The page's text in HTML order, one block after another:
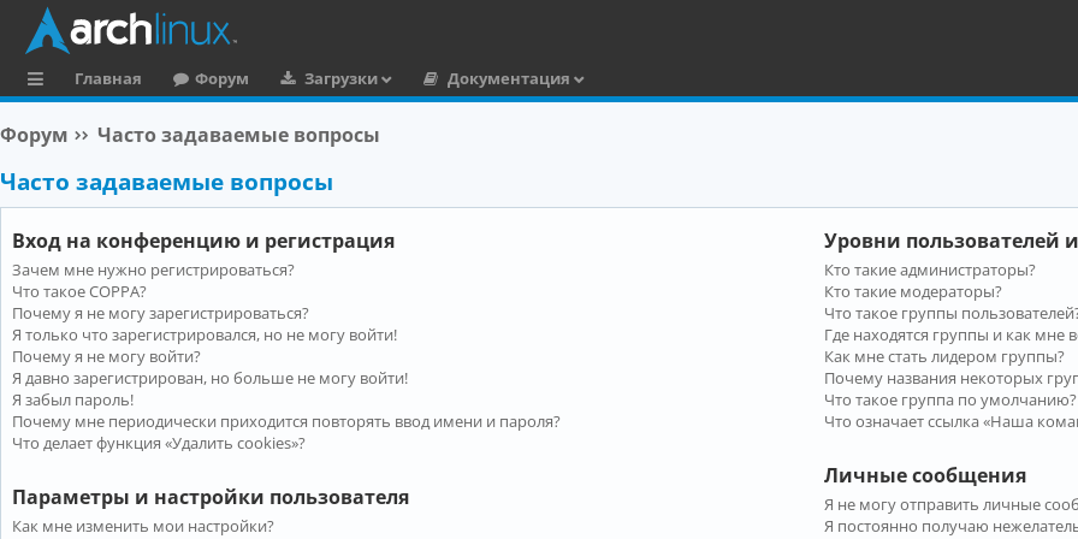
ы
л
Главная Форум Загрузки
Документация
Форум Часто задаваемые вопросы
Часто задаваемые вопросы
Вход на конференцию и регистрация
Зачем мне нужно регистрироваться?
Что такое COPPA?
Почему я не могу зарегистрироваться?
Я только что зарегистрировался, но не могу войти!
Почему я не могу войти?
Я давно зарегистрирован, но больше не могу войти!
Я забыл пароль!
Почему мне периодически приходится повторять ввод имени и пароля?
Что делает функция «Удалить cookies»?
Параметры и настройки пользователя
Как мне изменить мои настройки?
Уровни пользователей
Кто такие администраторы?
Кто такие модераторы?
Что такое группы
Где находятся группы и как мне
Как мне стать лидером группы?
Почему названия некоторых
Что такое группа по умолчанию?
Что означает ссылка «Наша
Личные сообщения
Я не могу отправить личные
Я постоянно получаю